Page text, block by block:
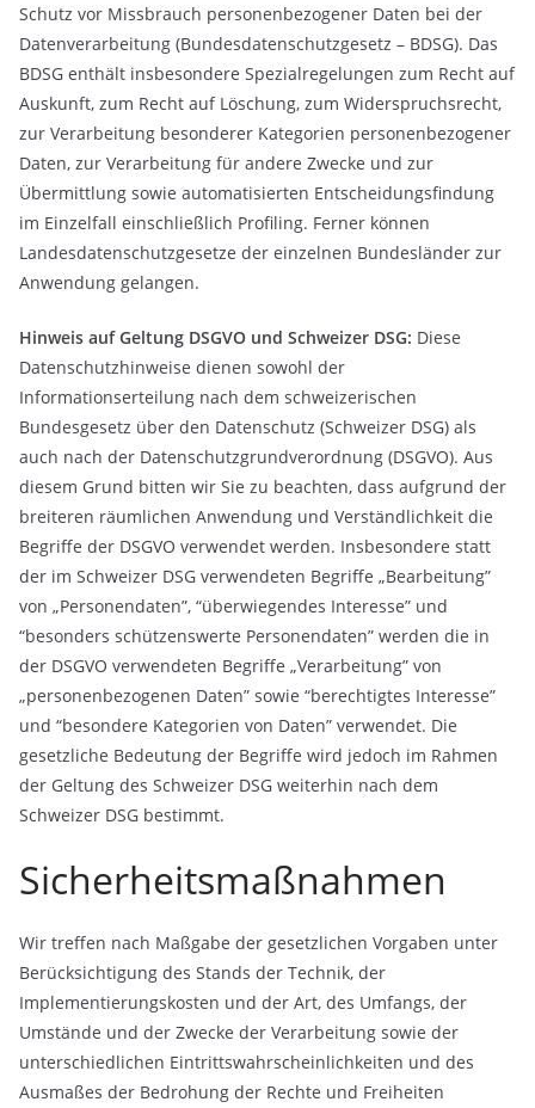
Schutz vor Missbrauch personenbezogener Daten bei der
Datenverarbeitung (Bundesdatenschutzgesetz – BDSG). Das
BDSG enthält insbesondere Spezialregelungen zum Recht auf
Auskunft, zum Recht auf Löschung, zum Widerspruchsrecht,
zur Verarbeitung besonderer Kategorien personenbezogener
Daten, zur Verarbeitung für andere Zwecke und zur
Übermittlung sowie automatisierten Entscheidungsfindung
im Einzelfall einschließlich Profiling. Ferner können
Landesdatenschutzgesetze der einzelnen Bundesländer zur
Anwendung gelangen.
Hinweis auf Geltung DSGVO und Schweizer DSG: Diese
Datenschutzhinweise dienen sowohl der
Informationserteilung nach dem schweizerischen
Bundesgesetz über den Datenschutz (Schweizer DSG) als
auch nach der Datenschutzgrundverordnung (DSGVO). Aus
diesem Grund bitten wir Sie zu beachten, dass aufgrund der
breiteren räumlichen Anwendung und Verständlichkeit die
Begriffe der DSGVO verwendet werden. Insbesondere statt
der im Schweizer DSG verwendeten Begriffe „Bearbeitung”
von „Personendaten”, “überwiegendes Interesse” und
“besonders schützenswerte Personendaten” werden die in
der DSGVO verwendeten Begriffe „Verarbeitung” von
„personenbezogenen Daten” sowie “berechtigtes Interesse”
und “besondere Kategorien von Daten” verwendet. Die
gesetzliche Bedeutung der Begriffe wird jedoch im Rahmen
der Geltung des Schweizer DSG weiterhin nach dem
Schweizer DSG bestimmt.
Sicherheitsmaßnahmen
Wir treffen nach Maßgabe der gesetzlichen Vorgaben unter
Berücksichtigung des Stands der Technik, der
Implementierungskosten und der Art, des Umfangs, der
Umstände und der Zwecke der Verarbeitung sowie der
unterschiedlichen Eintrittswahrscheinlichkeiten und des
Ausmaßes der Bedrohung der Rechte und Freiheiten